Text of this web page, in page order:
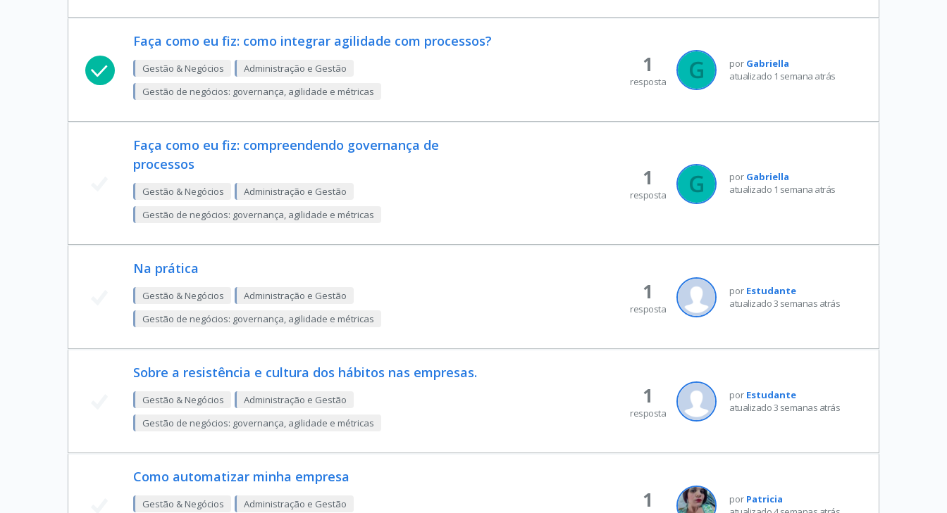
Faça como eu fiz: como integrar agilidade com processos?
Gestão & Negócios
Administração e Gestão
Gestão de negócios: governança, agilidade e métricas
por Gabriella
atualizado 1 semana atrás
1
resposta
Faça como eu fiz: compreendendo governança de
processos
Gestão & Negócios
Administração e Gestão
Gestão de negócios: governança, agilidade e métricas
por Gabriella
atualizado 1 semana atrás
1
resposta
Na prática
Gestão & Negócios
Administração e Gestão
Gestão de negócios: governança, agilidade e métricas
por Estudante
atualizado 3 semanas atrás
1
resposta
Sobre a resistência e cultura dos hábitos nas empresas.
Gestão & Negócios
Administração e Gestão
Gestão de negócios: governança, agilidade e métricas
por Estudante
atualizado 3 semanas atrás
1
resposta
Como automatizar minha empresa
Gestão & Negócios
Administração e Gestão
por Patricia
1